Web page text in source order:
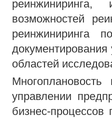
реинжиниринга,
возможностей
реинжиниринга
областей
управлении
бизнес-